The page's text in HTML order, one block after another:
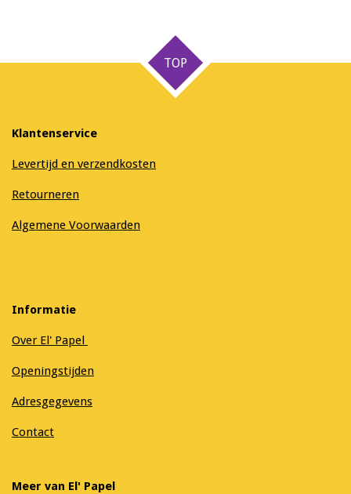
TOP
Klantenservice
Levertijd en verzendkosten
Retourneren
Algemene Voorwaarden
Informatie
Over El' Papel
Openingstijden
Adresgegevens
Contact
Meer van El' Papel